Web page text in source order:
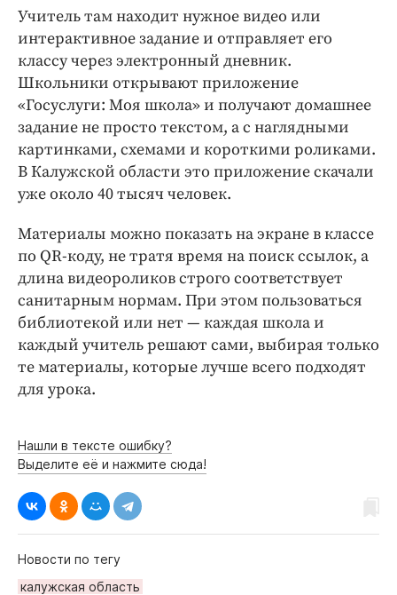
Медиаперсона
Интересное чтиво
Клиника года
Бренд года
Работодатель года
Учитель там находит нужное видео или
интерактивное задание и отправляет его
классу через электронный дневник.
Школьники открывают приложение
«Госуслуги: Моя школа» и получают домашнее
задание не просто текстом, а с наглядными
картинками, схемами и короткими роликами.
В Калужской области это приложение скачали
уже около 40 тысяч человек.
Материалы можно показать на экране в классе
по QR-коду, не тратя время на поиск ссылок, а
длина видеороликов строго соответствует
санитарным нормам. При этом пользоваться
библиотекой или нет — каждая школа и
каждый учитель решают сами, выбирая только
те материалы, которые лучше всего подходят
для урока.
Нашли в тексте ошибку?
Выделите её и нажмите сюда!
Новости по тегу
калужская область